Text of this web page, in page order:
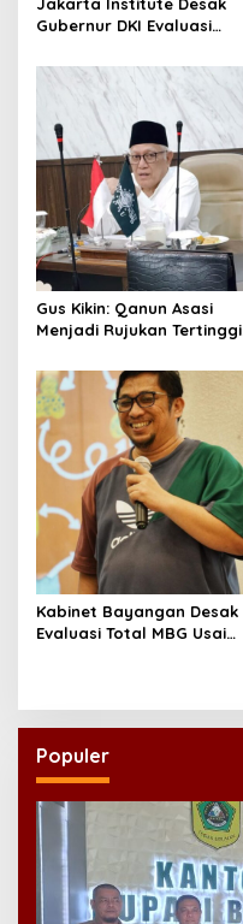
Jakarta Institute Desak
Gubernur DKI Evaluasi
Penumpang Diturunkan
Gus Kikin: Qanun Asasi
Menjadi Rujukan Tertinggi
Kabinet Bayangan Desak
Evaluasi Total MBG Usai
Populer